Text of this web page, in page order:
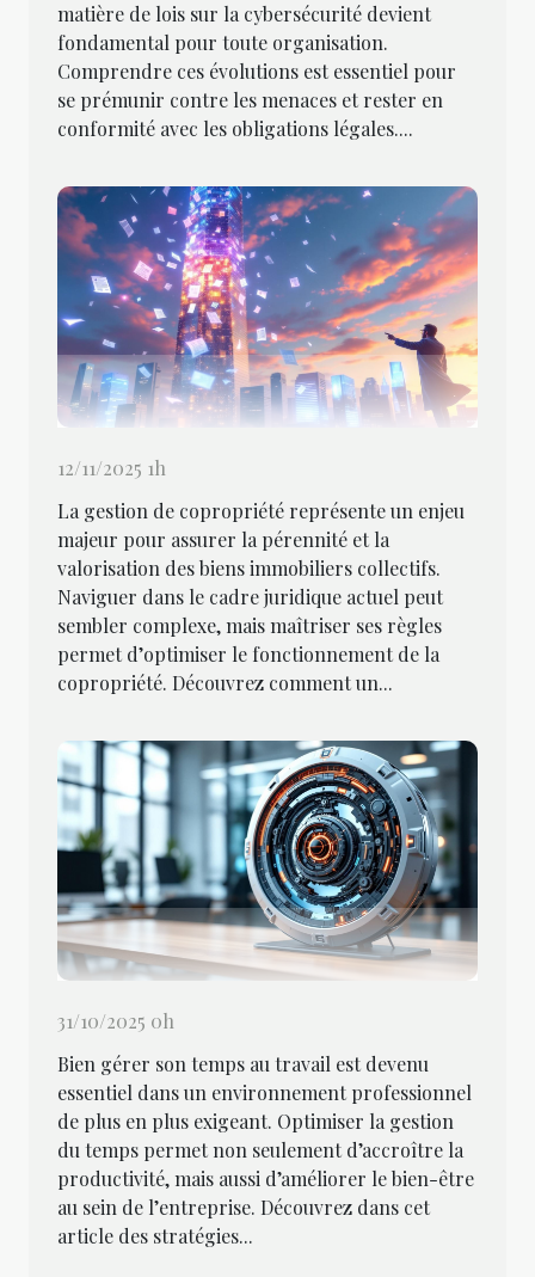
matière de lois sur la cybersécurité devient
fondamental pour toute organisation.
Comprendre ces évolutions est essentiel pour
se prémunir contre les menaces et rester en
conformité avec les obligations légales....
12/11/2025 1h
La gestion de copropriété représente un enjeu
majeur pour assurer la pérennité et la
valorisation des biens immobiliers collectifs.
Naviguer dans le cadre juridique actuel peut
sembler complexe, mais maîtriser ses règles
permet d’optimiser le fonctionnement de la
copropriété. Découvrez comment un...
31/10/2025 0h
Bien gérer son temps au travail est devenu
essentiel dans un environnement professionnel
de plus en plus exigeant. Optimiser la gestion
du temps permet non seulement d’accroître la
productivité, mais aussi d’améliorer le bien-être
au sein de l’entreprise. Découvrez dans cet
article des stratégies...